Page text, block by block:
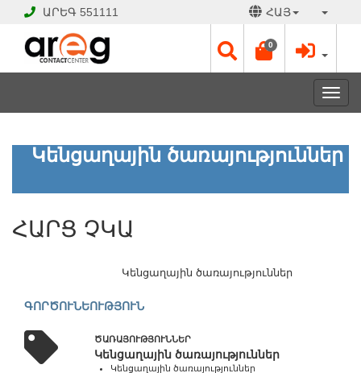
ԱՐԵԳ 551111 ՀԱՅ
0
ՀԱՐՑ
ՉԿԱ
ՓԱԿ
Է
10:00
18:00
Կենցաղային ծառայություններ
ՀԱՐՑ ՉԿԱ
Կենցաղային ծառայություններ
ԳՈՐԾՈՒՆԵՈՒԹՅՈՒՆ
ԾԱՌԱՅՈՒԹՅՈՒՆՆԵՐ
Կենցաղային ծառայություններ
Կենցաղային ծառայություններ